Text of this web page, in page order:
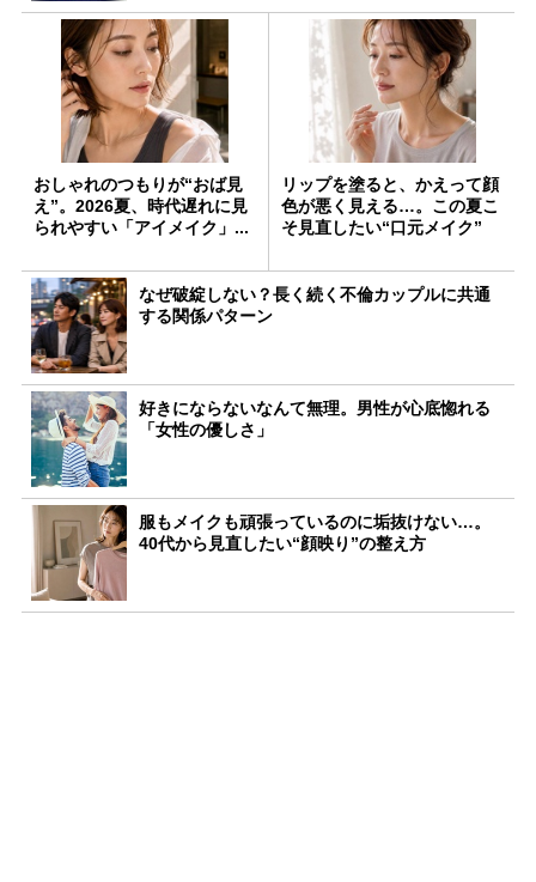
おしゃれのつもりが“おば見
え”。2026夏、時代遅れに見
られやすい「アイメイク」...
リップを塗ると、かえって顔
色が悪く見える…。この夏こ
そ見直したい“口元メイク”
なぜ破綻しない？長く続く不倫カップルに共通
する関係パターン
好きにならないなんて無理。男性が心底惚れる
「女性の優しさ」
服もメイクも頑張っているのに垢抜けない…。
40代から見直したい“顔映り”の整え方